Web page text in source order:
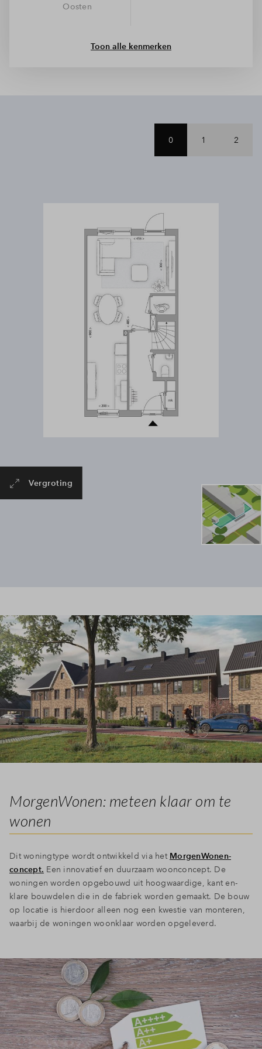
ook nog eens energiezuinig. Perfect toch?
Oosten
Toon alle kenmerken
0 1 2
Vergroting
MorgenWonen: meteen klaar om te
wonen
Dit woningtype wordt ontwikkeld via het MorgenWonen-
concept. Een innovatief en duurzaam woonconcept. De
woningen worden opgebouwd uit hoogwaardige, kant en-
klare bouwdelen die in de fabriek worden gemaakt. De bouw
op locatie is hierdoor alleen nog een kwestie van monteren,
waarbij de woningen woonklaar worden opgeleverd.